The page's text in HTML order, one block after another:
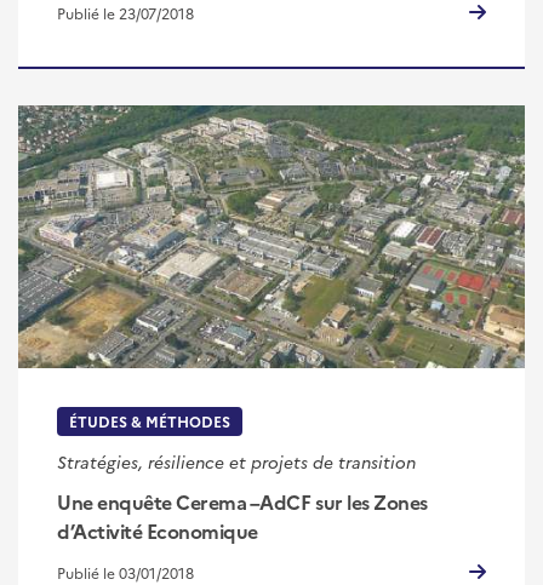
Publié le 23/07/2018
ÉTUDES & MÉTHODES
Stratégies, résilience et projets de transition
Une enquête Cerema –AdCF sur les Zones
d’Activité Economique
Publié le 03/01/2018